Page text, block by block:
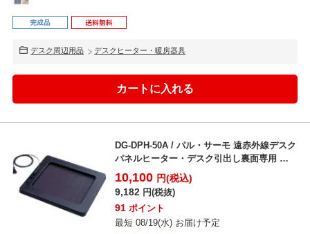
デスク周辺用品 デスクヒーター・暖房器具
DG-DPH-50A / パル・サーモ 遠赤外線デスク
パネルヒーター・デスク引出し裏面専用 オ
フィス...
10,100 円(税込)
9,182 円(税抜)
91 ポイント
最短 08/19(水) お届け予定